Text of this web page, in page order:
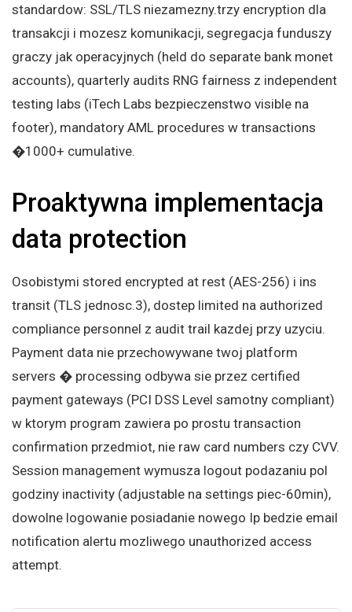
standardow: SSL/TLS niezamezny.trzy encryption dla
transakcji i mozesz komunikacji, segregacja funduszy
graczy jak operacyjnych (held do separate bank monet
accounts), quarterly audits RNG fairness z independent
testing labs (iTech Labs bezpieczenstwo visible na
footer), mandatory AML procedures w transactions
�1000+ cumulative.
Proaktywna implementacja
data protection
Osobistymi stored encrypted at rest (AES-256) i ins
transit (TLS jednosc.3), dostep limited na authorized
compliance personnel z audit trail kazdej przy uzyciu.
Payment data nie przechowywane twoj platform
servers � processing odbywa sie przez certified
payment gateways (PCI DSS Level samotny compliant)
w ktorym program zawiera po prostu transaction
confirmation przedmiot, nie raw card numbers czy CVV.
Session management wymusza logout podazaniu pol
godziny inactivity (adjustable na settings piec-60min),
dowolne logowanie posiadanie nowego Ip bedzie email
notification alertu mozliwego unauthorized access
attempt.